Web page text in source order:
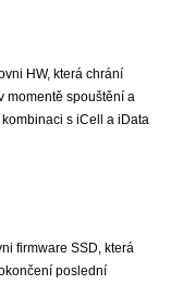
HW, která chrání
momentě spouštění a
s iCell a iData
firmware SSD, která
poslední